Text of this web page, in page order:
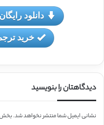
دانلود
خرید
دیدگاهتان را بنویسید
نشانی ایمیل شما منتشر نخواهد شد.